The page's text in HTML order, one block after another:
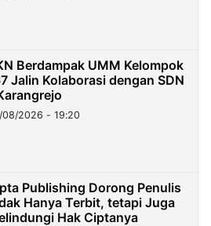
Berdampak UMM Kelompok
Jalin Kolaborasi dengan SDN
Karangrejo
08/2026 - 19:20
Publishing Dorong Penulis
Hanya Terbit, tetapi Juga
Hak Ciptanya